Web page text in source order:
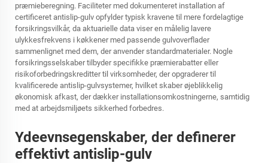
præmieberegning. Faciliteter med dokumenteret installation af
certificeret antislip-gulv opfylder typisk kravene til mere fordelagtige
forsikringsvilkår, da aktuarielle data viser en målelig lavere
ulykkesfrekvens i køkkener med passende gulvoverflader
sammenlignet med dem, der anvender standardmaterialer. Nogle
forsikringsselskaber tilbyder specifikke præmierabatter eller
risikoforbedringskreditter til virksomheder, der opgraderer til
kvalificerede antislip-gulvsystemer, hvilket skaber øjeblikkelig
økonomisk afkast, der dækker installationsomkostningerne, samtidig
med at arbejdsmiljøets sikkerhed forbedres.
Ydeevnsegenskaber, der definerer
effektivt antislip-gulv